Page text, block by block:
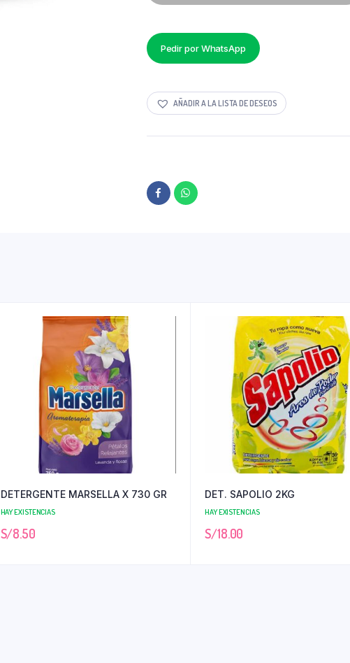
quantity
Pedir por WhatsApp
AÑADIR A LA LISTA DE DESEOS
DETERGENTE MARSELLA X 730 GR
HAY EXISTENCIAS
S/8.50
DET. SAPOLIO 2KG
HAY EXISTENCIAS
S/18.00